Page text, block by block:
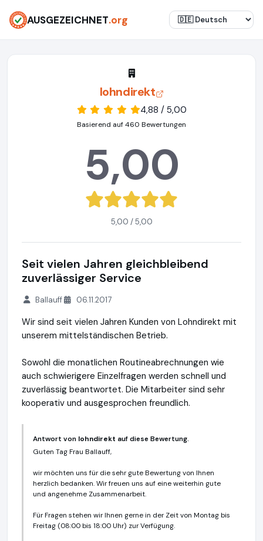
AUSGEZEICHNET.org
lohndirekt
4,88 / 5,00
Basierend auf 460 Bewertungen
5,00
5,00 / 5,00
Seit vielen Jahren gleichbleibend
zuverlässiger Service
Ballauff 06.11.2017
Wir sind seit vielen Jahren Kunden von Lohndirekt mit
unserem mittelständischen Betrieb.
Sowohl die monatlichen Routineabrechnungen wie
auch schwierigere Einzelfragen werden schnell und
zuverlässig beantwortet. Die Mitarbeiter sind sehr
kooperativ und ausgesprochen freundlich.
Antwort von lohndirekt auf diese Bewertung.
Guten Tag Frau Ballauff,
wir möchten uns für die sehr gute Bewertung von Ihnen
herzlich bedanken. Wir freuen uns auf eine weiterhin gute
und angenehme Zusammenarbeit.
Für Fragen stehen wir Ihnen gerne in der Zeit von Montag bis
Freitag (08:00 bis 18:00 Uhr) zur Verfügung.